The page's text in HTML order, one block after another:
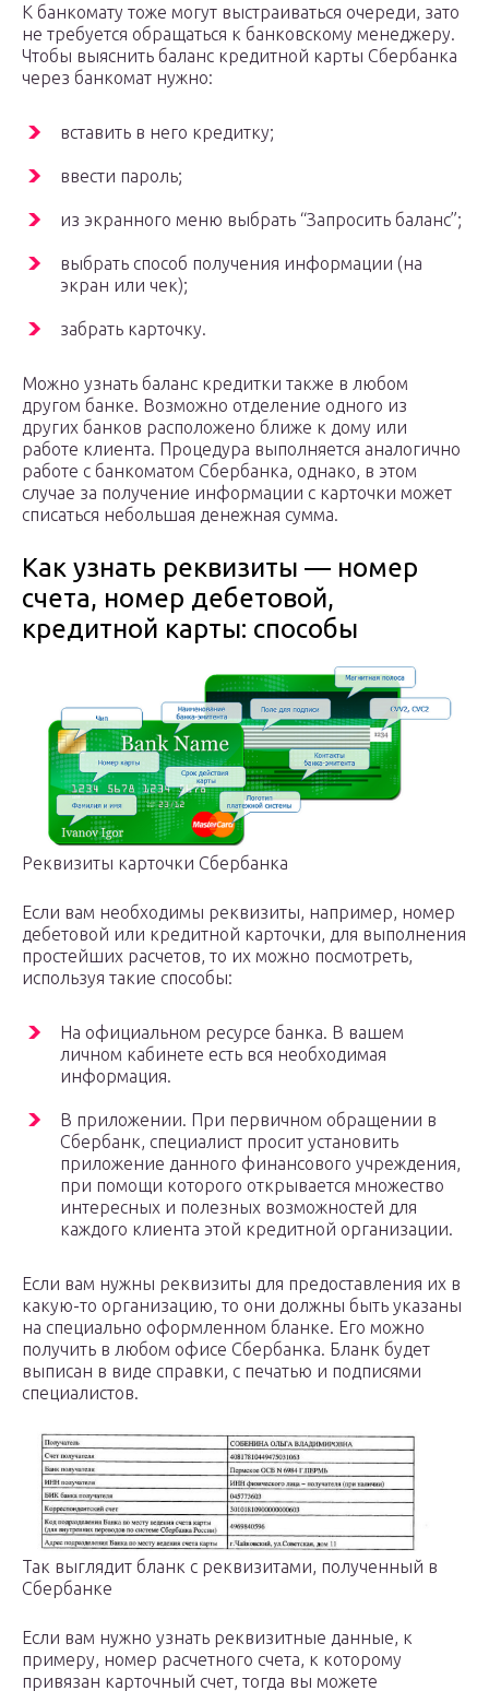
К банкомату тоже могут выстраиваться очереди, зато
не требуется обращаться к банковскому менеджеру.
Чтобы выяснить баланс кредитной карты Сбербанка
через банкомат нужно:
вставить в него кредитку;
ввести пароль;
из экранного меню выбрать “Запросить баланс”;
выбрать способ получения информации (на
экран или чек);
забрать карточку.
Можно узнать баланс кредитки также в любом
другом банке. Возможно отделение одного из
других банков расположено ближе к дому или
работе клиента. Процедура выполняется аналогично
работе с банкоматом Сбербанка, однако, в этом
случае за получение информации с карточки может
списаться небольшая денежная сумма.
Как узнать реквизиты — номер
счета, номер дебетовой,
кредитной карты: способы
Реквизиты карточки Сбербанка
Если вам необходимы реквизиты, например, номер
дебетовой или кредитной карточки, для выполнения
простейших расчетов, то их можно посмотреть,
используя такие способы:
На официальном ресурсе банка. В вашем
личном кабинете есть вся необходимая
информация.
В приложении. При первичном обращении в
Сбербанк, специалист просит установить
приложение данного финансового учреждения,
при помощи которого открывается множество
интересных и полезных возможностей для
каждого клиента этой кредитной организации.
Если вам нужны реквизиты для предоставления их в
какую-то организацию, то они должны быть указаны
на специально оформленном бланке. Его можно
получить в любом офисе Сбербанка. Бланк будет
выписан в виде справки, с печатью и подписями
специалистов.
Так выглядит бланк с реквизитами, полученный в
Сбербанке
Если вам нужно узнать реквизитные данные, к
примеру, номер расчетного счета, к которому
привязан карточный счет, тогда вы можете